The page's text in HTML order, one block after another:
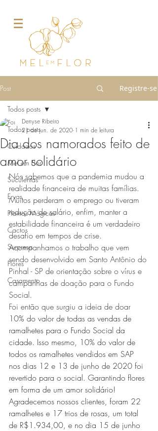
Post Registre-se
Todos posts
Cuidados
Mel em Flor
Suculentas
Ervas
Plantas Mágicas
Cactos
Surpresa
Flores
Casamento
Todos posts
Dia dos namorados feito de
amor solidário
Denyse Ribeiro
21 de jun. de 2020 1 min de leitura
Nós sabemos que a pandemia mudou a
realidade financeira de muitas famílias.
Muitos perderam o emprego ou tiveram
redução de salário, enfim, manter a
estabilidade financeira é um verdadeiro
desafio em tempos de crise.
Acompanhamos o trabalho que vem
sendo desenvolvido em Santo Antônio do
Pinhal - SP de orientação sobre o vírus e
campanhas de doação para o Fundo
Social.
Foi então que surgiu a ideia de doar
10% do valor de todas as vendas de
ramalhetes para o Fundo Social da
cidade. Isso mesmo, 10% do valor de
todos os ramalhetes vendidos em SAP
nos dias 12 e 13 de junho de 2020 foi
revertido para o social. Garantindo flores
em forma de um amor solidário!
Agradecemos nossos clientes, foram 22
ramalhetes e 17 trios de rosas, um total
de R$1.934,00, e no dia 15 de junho